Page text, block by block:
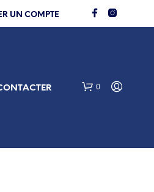
UN COMPTE
0